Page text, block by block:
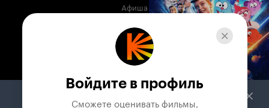
Афиша
Музыка
Телепрограмма
Служба поддержки
Войдите в профиль
Сможете оценивать фильмы,